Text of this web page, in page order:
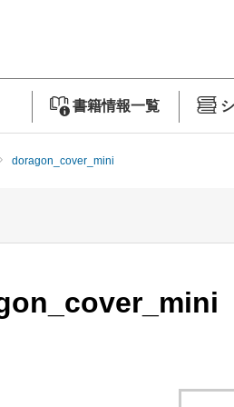
書籍情報一覧
doragon_cover_mini